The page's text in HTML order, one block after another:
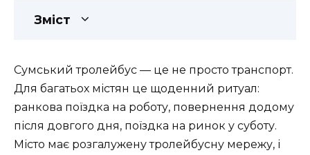
Зміст
Сумський тролейбус — це не просто транспорт.
Для багатьох містян це щоденний ритуал:
ранкова поїздка на роботу, повернення додому
після довгого дня, поїздка на ринок у суботу.
Місто має розгалужену тролейбусну мережу, і